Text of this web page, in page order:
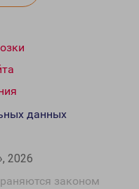
2026
законом
данных